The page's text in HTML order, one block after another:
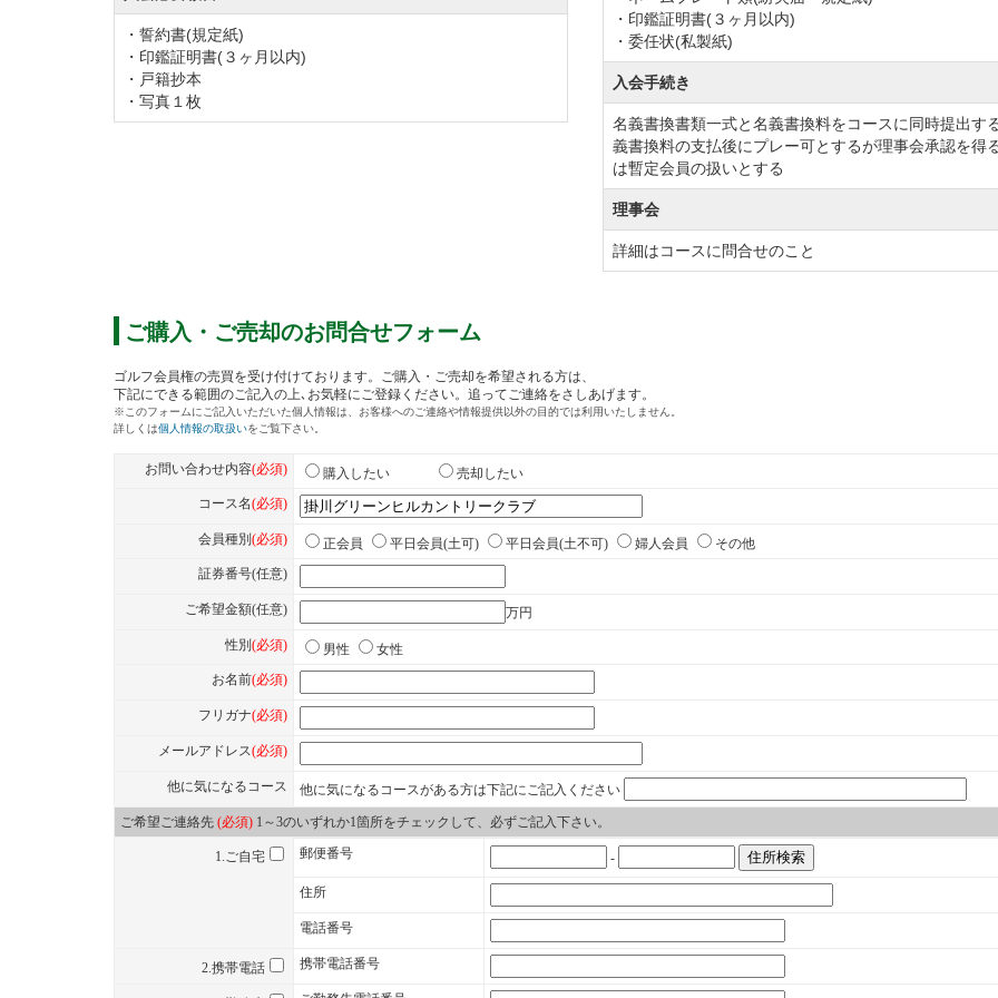
・誓約書(規定紙)
・印鑑証明書(３ヶ月以内)
・戸籍抄本
・写真１枚
・印鑑証明書(３ヶ月以内)
・委任状(私製紙)
入会手続き
名義書換書類一式と名義書換料をコースに同時提出す
義書換料の支払後にプレー可とするが理事会承認を得
は暫定会員の扱いとする
理事会
詳細はコースに問合せのこと
ご購入・ご売却のお問合せフォーム